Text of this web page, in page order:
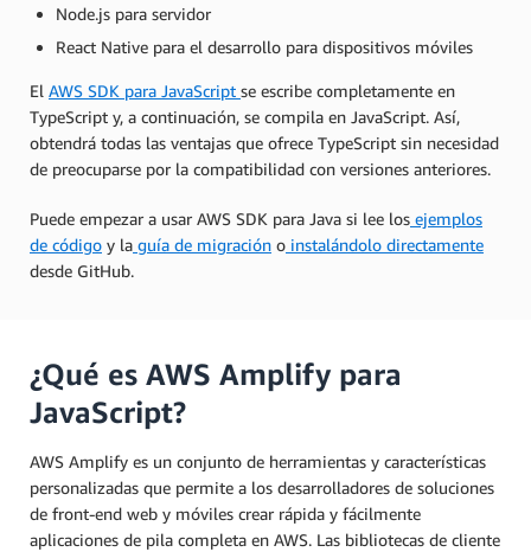
Node.js para servidor
React Native para el desarrollo para dispositivos móviles
El AWS SDK para JavaScript se escribe completamente en
TypeScript y, a continuación, se compila en JavaScript. Así,
obtendrá todas las ventajas que ofrece TypeScript sin necesidad
de preocuparse por la compatibilidad con versiones anteriores.
Puede empezar a usar AWS SDK para Java si lee los ejemplos
de código y la guía de migración o instalándolo directamente
desde GitHub.
¿Qué es AWS Amplify para
JavaScript?
AWS Amplify es un conjunto de herramientas y características
personalizadas que permite a los desarrolladores de soluciones
de front-end web y móviles crear rápida y fácilmente
aplicaciones de pila completa en AWS. Las bibliotecas de cliente